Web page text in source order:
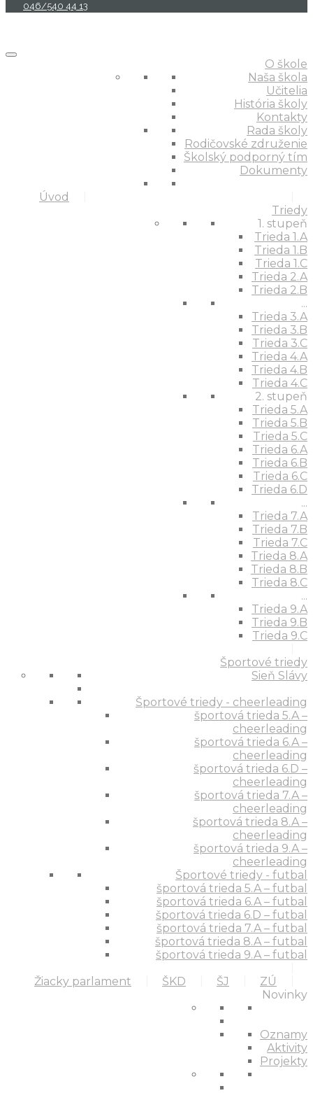
046/540 44 13
Úvod
O škole
Naša škola
Učitelia
História školy
Kontakty
Rada školy
Rodičovské združenie
Školský podporný tím
Dokumenty
Triedy
1. stupeň
Trieda 1.A
Trieda 1.B
Trieda 1.C
Trieda 2.A
Trieda 2.B
...
Trieda 3.A
Trieda 3.B
Trieda 3.C
Trieda 4.A
Trieda 4.B
Trieda 4.C
2. stupeň
Trieda 5.A
Trieda 5.B
Trieda 5.C
Trieda 6.A
Trieda 6.B
Trieda 6.C
Trieda 6.D
...
Trieda 7.A
Trieda 7.B
Trieda 7.C
Trieda 8.A
Trieda 8.B
Trieda 8.C
...
Trieda 9.A
Trieda 9.B
Trieda 9.C
Športové triedy
Sieň Slávy
Športové triedy - cheerleading
športová trieda 5.A –
cheerleading
športová trieda 6.A –
cheerleading
športová trieda 6.D –
cheerleading
športová trieda 7.A –
cheerleading
športová trieda 8.A –
cheerleading
športová trieda 9.A –
cheerleading
Športové triedy - futbal
športová trieda 5.A – futbal
športová trieda 6.A – futbal
športová trieda 6.D – futbal
športová trieda 7.A – futbal
športová trieda 8.A – futbal
športová trieda 9.A – futbal
Žiacky parlament
ŠKD ŠJ
ZÚ
Novinky
Oznamy
Aktivity
Projekty